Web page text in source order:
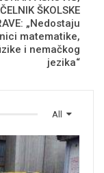
ŠKOLSKE
„Nedostaju
matematike,
i nemačkog
jezika“
All